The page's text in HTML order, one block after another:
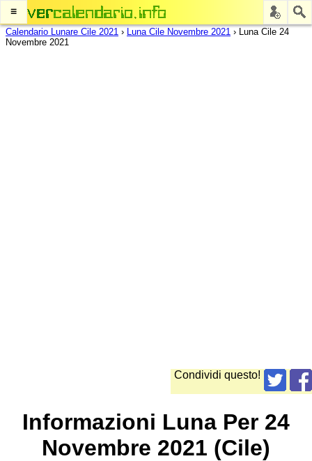
≡
Calendario Lunare Cile 2021 › Luna Cile Novembre 2021 › Luna Cile 24
Novembre 2021
Condividi questo!
Informazioni Luna Per 24
Novembre 2021 (Cile)